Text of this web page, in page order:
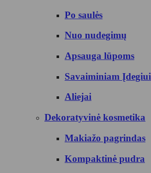
Po saulės
Nuo nudegimų
Apsauga lūpoms
Savaiminiam Įdegiui
Aliejai
Dekoratyvinė kosmetika
Makiažo pagrindas
Kompaktinė pudra